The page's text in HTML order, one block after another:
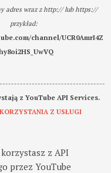
adres wraz z http:// lub https://
przykład:
channel/UCR0AmrI4Z
z YouTube API Services.
Z USŁUGI
korzystasz z API
przez YouTube